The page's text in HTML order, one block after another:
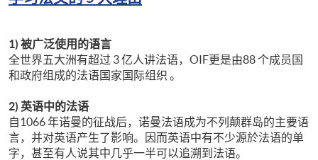
1) 被广泛使用的语言
全世界五大洲有超过 3 亿人讲法语，OIF更是由88 个成员国
和政府组成的法语国家国际组织 。
2) 英语中的法语
自1066 年诺曼的征战后，诺曼法语成为不列颠群岛的主要语
言，并对英语产生了影响。因而英语中有不少源於法语的单
字，甚至有人说其中几乎一半可以追溯到法语。